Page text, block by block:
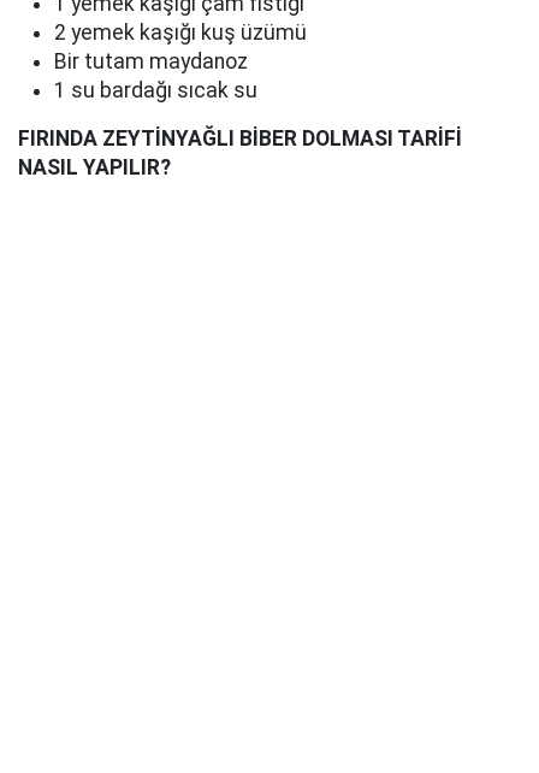
2 yemek kaşığı kuş üzümü
Bir tutam maydanoz
1 su bardağı sıcak su
FIRINDA ZEYTİNYAĞLI BİBER DOLMASI TARİFİ
NASIL YAPILIR?